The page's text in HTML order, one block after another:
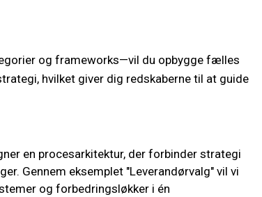
og frameworks—vil du opbygge fælles
hvilket giver dig redskaberne til at guide
en procesarkitektur, der forbinder strategi
Gennem eksemplet "Leverandørvalg" vil vi
og forbedringsløkker i én